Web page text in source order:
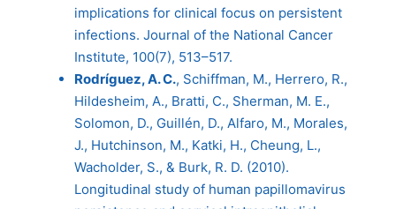
implications for clinical focus on persistent
infections. Journal of the National Cancer
Institute, 100(7), 513–517.
Rodríguez, A. C., Schiffman, M., Herrero, R.,
Hildesheim, A., Bratti, C., Sherman, M. E.,
Solomon, D., Guillén, D., Alfaro, M., Morales,
J., Hutchinson, M., Katki, H., Cheung, L.,
Wacholder, S., & Burk, R. D. (2010).
Longitudinal study of human papillomavirus